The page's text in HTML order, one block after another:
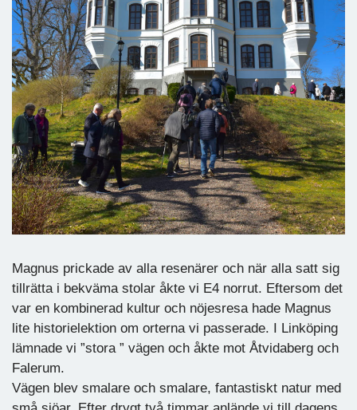
Magnus prickade av alla resenärer och när alla satt sig
tillrätta i bekväma stolar åkte vi E4 norrut. Eftersom det
var en kombinerad kultur och nöjesresa hade Magnus
lite historielektion om orterna vi passerade. I Linköping
lämnade vi ”stora ” vägen och åkte mot Åtvidaberg och
Falerum.
Vägen blev smalare och smalare, fantastiskt natur med